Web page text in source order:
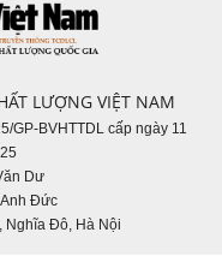
LƯỢNG VIỆT NAM
GP-BVHTTDL cấp ngày 11
Dư
Đức
Nghĩa Đô, Hà Nội